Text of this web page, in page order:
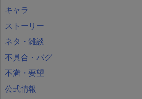
キャラ
ストーリー
ネタ・雑談
不具合・バグ
不満・要望
公式情報